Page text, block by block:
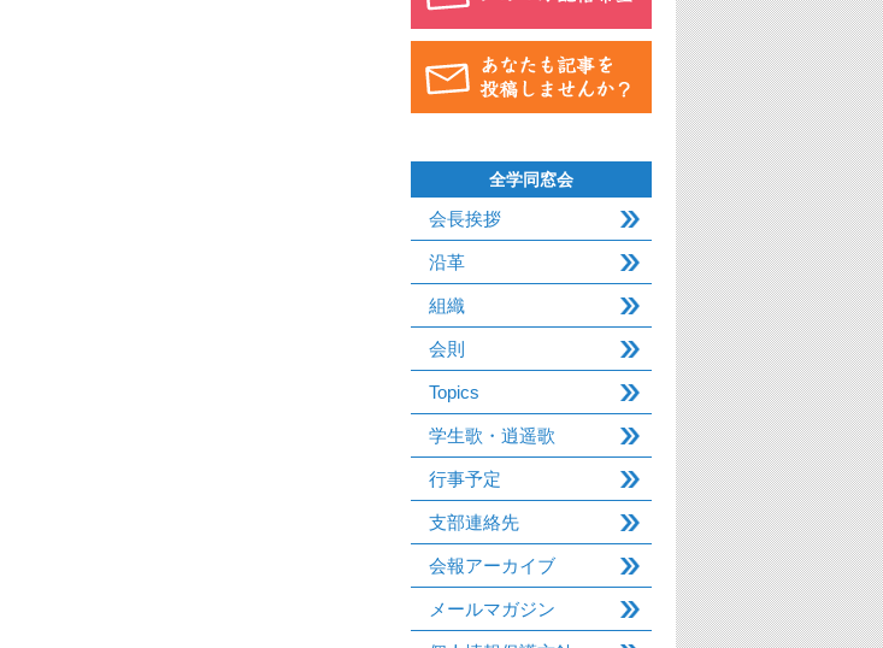
全学同窓会
会長挨拶
沿革
組織
会則
Topics
学生歌・逍遥歌
行事予定
支部連絡先
会報アーカイブ
メールマガジン